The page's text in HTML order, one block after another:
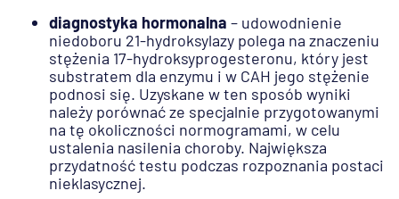
diagnostyka hormonalna – udowodnienie
niedoboru 21-hydroksylazy polega na znaczeniu
stężenia 17-hydroksyprogesteronu, który jest
substratem dla enzymu i w CAH jego stężenie
podnosi się. Uzyskane w ten sposób wyniki
należy porównać ze specjalnie przygotowanymi
na tę okoliczności normogramami, w celu
ustalenia nasilenia choroby. Największa
przydatność testu podczas rozpoznania postaci
nieklasycznej.